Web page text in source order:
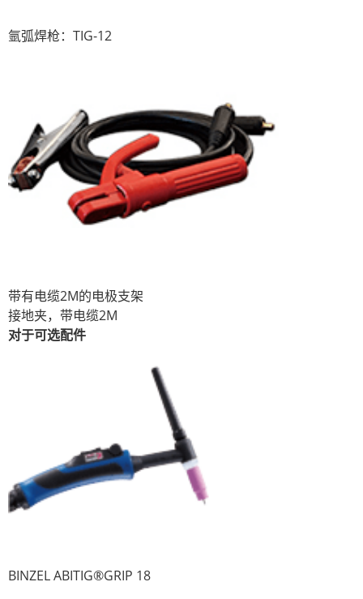
氩弧焊枪：TIG-12
带有电缆2M的电极支架
接地夹，带电缆2M
对于可选配件
BINZEL ABITIG®GRIP 18